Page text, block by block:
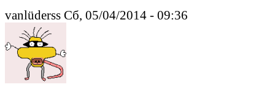
vanlüderss Сб, 05/04/2014 - 09:36